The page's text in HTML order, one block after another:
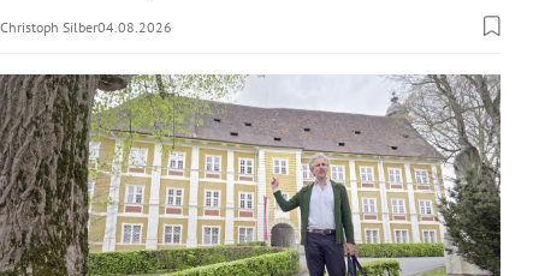
Christoph Silber04.08.2026